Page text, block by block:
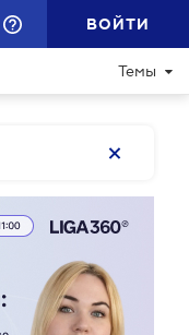
ВОЙТИ
Темы